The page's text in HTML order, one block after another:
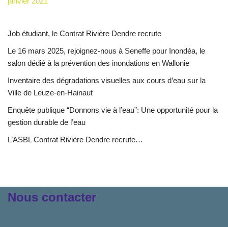
Job étudiant, le Contrat Rivière Dendre recrute
Le 16 mars 2025, rejoignez-nous à Seneffe pour Inondéa, le
salon dédié à la prévention des inondations en Wallonie
Inventaire des dégradations visuelles aux cours d’eau sur la
Ville de Leuze-en-Hainaut
Enquête publique “Donnons vie à l’eau”: Une opportunité pour la
gestion durable de l’eau
L’ASBL Contrat Rivière Dendre recrute…
Nous contacter